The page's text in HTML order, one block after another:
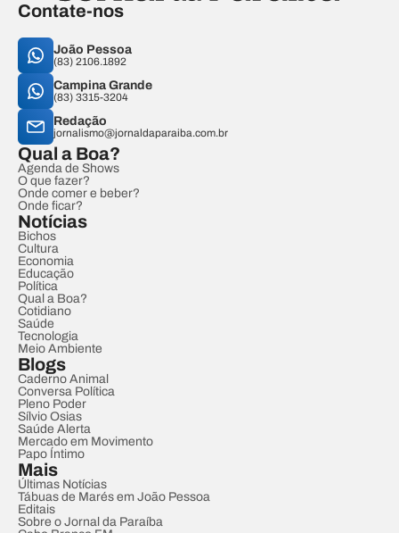
Contate-nos
João Pessoa
(83) 2106.1892
Campina Grande
(83) 3315-3204
Redação
jornalismo@jornaldaparaiba.com.br
Qual a Boa?
Agenda de Shows
O que fazer?
Onde comer e beber?
Onde ficar?
Notícias
Bichos
Cultura
Economia
Educação
Política
Qual a Boa?
Cotidiano
Saúde
Tecnologia
Meio Ambiente
Blogs
Caderno Animal
Conversa Política
Pleno Poder
Sílvio Osias
Saúde Alerta
Mercado em Movimento
Papo Íntimo
Mais
Últimas Notícias
Tábuas de Marés em João Pessoa
Editais
Sobre o Jornal da Paraíba